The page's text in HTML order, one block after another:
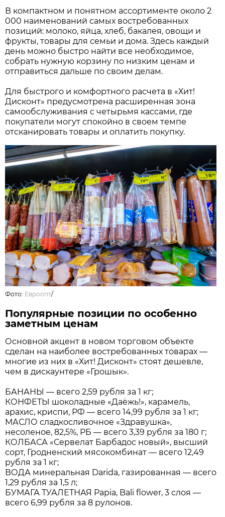
В компактном и понятном ассортименте около 2
000 наименований самых востребованных
позиций: молоко, яйца, хлеб, бакалея, овощи и
фрукты, товары для семьи и дома. Здесь каждый
день можно быстро найти все необходимое,
собрать нужную корзину по низким ценам и
отправиться дальше по своим делам.
Для быстрого и комфортного расчета в «Хит!
Дисконт» предусмотрена расширенная зона
самообслуживания с четырьмя кассами, где
покупатели могут спокойно в своем темпе
отсканировать товары и оплатить покупку.
Фото: Евроопт/
Популярные позиции по особенно
заметным ценам
Основной акцент в новом торговом объекте
сделан на наиболее востребованных товарах —
многие из них в «Хит! Дисконт» стоят дешевле,
чем в дискаунтере «Грошык».
БАНАНЫ — всего 2,59 рубля за 1 кг;
КОНФЕТЫ шоколадные «Даёжь!», карамель,
арахис, криспи, РФ — всего 14,99 рубля за 1 кг;
МАСЛО сладкосливочное «Здравушка»,
несоленое, 82,5%, РБ — всего 3,39 рубля за 180 г;
КОЛБАСА «Сервелат Барбадос новый», высший
сорт, Гродненский мясокомбинат — всего 12,49
рубля за 1 кг;
ВОДА минеральная Darida, газированная — всего
1,29 рубля за 1,5 л;
БУМАГА ТУАЛЕТНАЯ Papia, Bali flower, 3 слоя —
всего 6,99 рубля за 8 рулонов.